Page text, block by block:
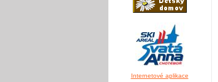
Internetové aplikace